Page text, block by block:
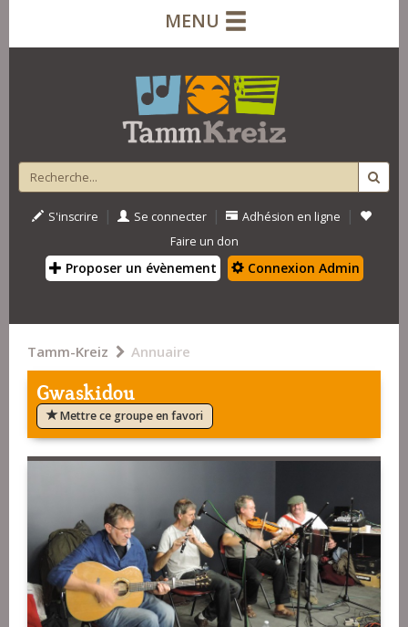
MENU
S'inscrire | Se connecter | Adhésion en ligne |
Faire un don
Proposer un évènement Connexion Admin
Tamm-Kreiz Annuaire
Gwaskidou
Mettre ce groupe en favori